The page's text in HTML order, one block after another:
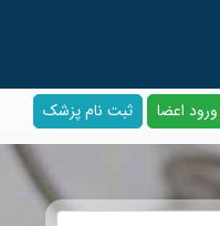
ورود اعضا ثبت نام پزشک